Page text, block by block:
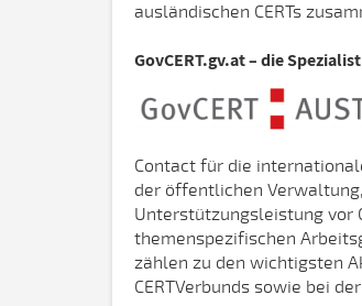
ausländischen CERTs
GovCERT.gv.at – die
Contact für die
der öffentlichen
Unterstützungsleistung vor
themenspezifischen
zählen zu den wichtigsten
CERTVerbunds sowie bei